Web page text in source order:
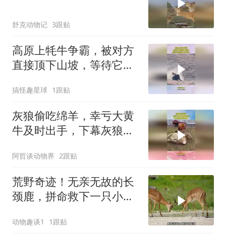
舒克动物记 3跟贴
高原上牦牛争霸，被对方
直接顶下山坡，等待它的
搞怪趣星球 1跟贴
灰狼偷吃绵羊，幸亏大黄
牛及时出手，下幕灰狼想
阿哲谈动物界 2跟贴
荒野奇迹！无亲无故的长
颈鹿，拼命救下一只小羚
动物趣谈1 1跟贴